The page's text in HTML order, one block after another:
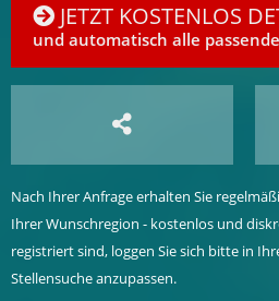
JETZT KOSTENLOS
und automatisch alle
Nach Ihrer Anfrage erhalten Sie
Ihrer Wunschregion - kostenlos und
registriert sind, loggen Sie sich bitte in
Stellensuche anzupassen.